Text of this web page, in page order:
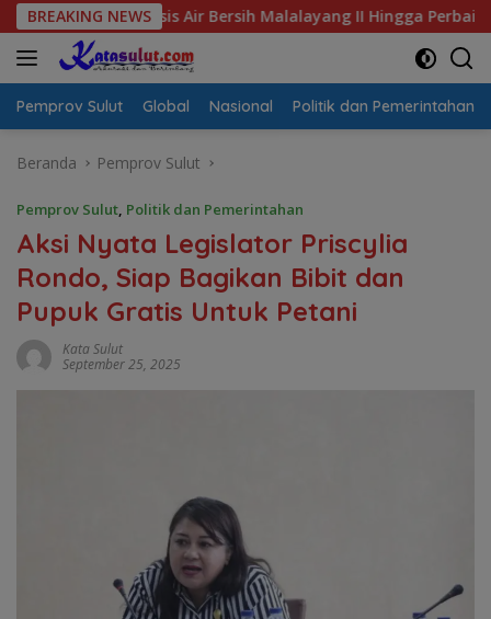
Langsung
ke
konten
BREAKING NEWS
Air Bersih Malalayang II Hingga Perbaikan Infrastruktur
Pemprov Sulut Global Nasional Politik dan Pemerintahan
Beranda Pemprov Sulut
Pemprov Sulut, Politik dan Pemerintahan
Aksi Nyata Legislator Priscylia
Rondo, Siap Bagikan Bibit dan
Pupuk Gratis Untuk Petani
Kata Sulut
September 25, 2025